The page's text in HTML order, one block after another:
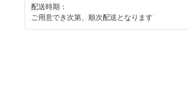
配送時期：
ご用意でき次第、順次配送となります